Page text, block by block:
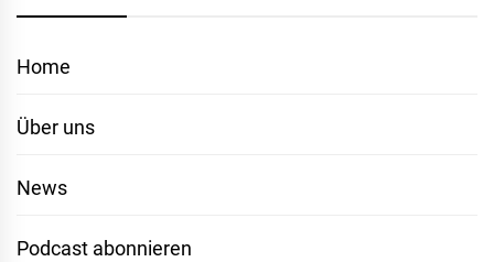
Home
Über uns
News
Podcast abonnieren